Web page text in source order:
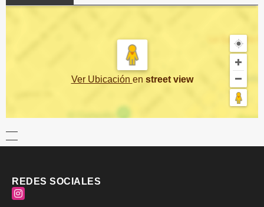
Ver Ubicación en street view
REDES SOCIALES
Instagram